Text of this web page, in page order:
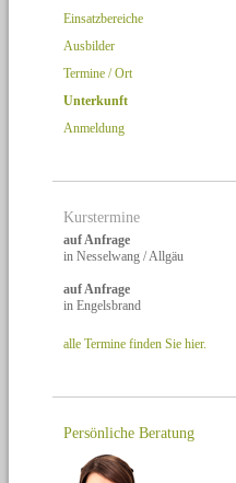
Einsatzbereiche
Ausbilder
Termine / Ort
Unterkunft
Anmeldung
Kurstermine
auf Anfrage
in Nesselwang / Allgäu
auf Anfrage
in Engelsbrand
alle Termine finden Sie hier.
Persönliche Beratung